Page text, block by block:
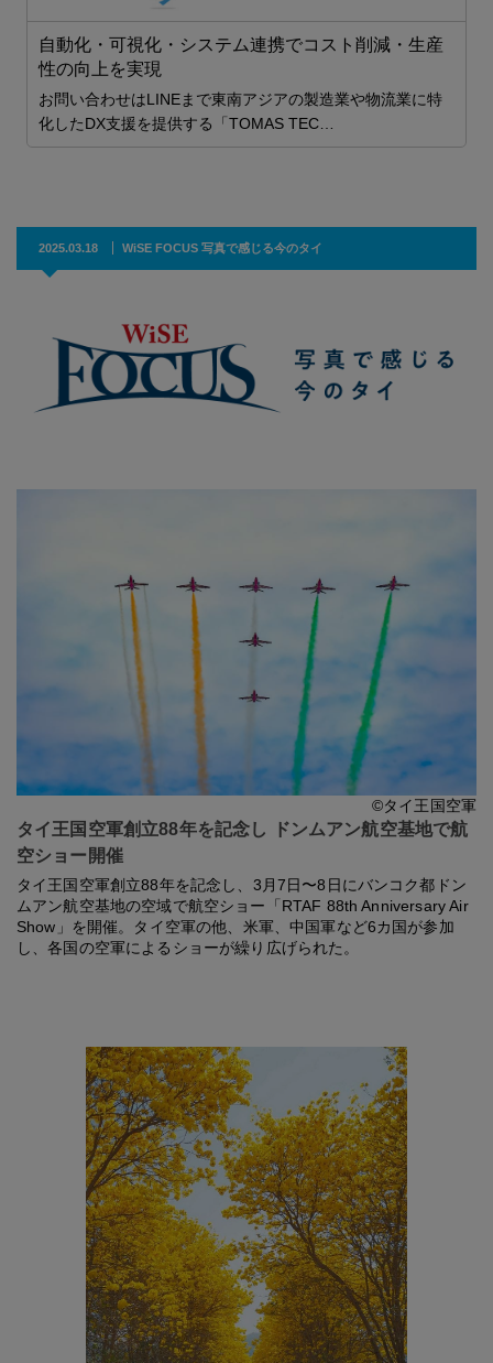
自動化・可視化・システム連携でコスト削減・生産
性の向上を実現
お問い合わせはLINEまで東南アジアの製造業や物流業に特
化したDX支援を提供する「TOMAS TEC…
2025.03.18 WiSE FOCUS 写真で感じる今のタイ
©タイ王国空軍
タイ王国空軍創立88年を記念し ドンムアン航空基地で航
空ショー開催
タイ王国空軍創立88年を記念し、3月7日〜8日にバンコク都ドン
ムアン航空基地の空域で航空ショー「RTAF 88th Anniversary Air
Show」を開催。タイ空軍の他、米軍、中国軍など6カ国が参加
し、各国の空軍によるショーが繰り広げられた。